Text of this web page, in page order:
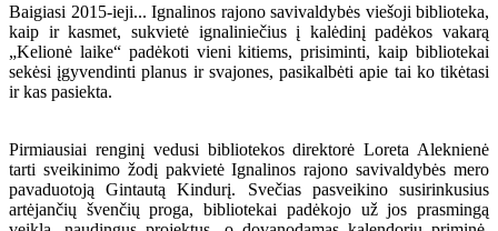
Baigiasi 2015-ieji... Ignalinos rajono savivaldybės viešoji biblioteka,
kaip ir kasmet, sukvietė ignaliniečius į kalėdinį padėkos vakarą
„Kelionė laike“ padėkoti vieni kitiems, prisiminti, kaip bibliotekai
sekėsi įgyvendinti planus ir svajones, pasikalbėti apie tai ko tikėtasi
ir kas pasiekta.
Pirmiausiai renginį vedusi bibliotekos direktorė Loreta Aleknienė
tarti sveikinimo žodį pakvietė Ignalinos rajono savivaldybės mero
pavaduotoją Gintautą Kindurį. Svečias pasveikino susirinkusius
artėjančių švenčių proga, bibliotekai padėkojo už jos prasmingą